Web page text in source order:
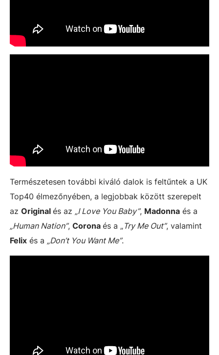
Természetesen további kiváló dalok is feltűntek a UK
Top40 élmezőnyében, a legjobbak között szerepelt
az Original és az „I Love You Baby”, Madonna és a
„Human Nation”, Corona és a „Try Me Out”, valamint
Felix és a „Don’t You Want Me”.